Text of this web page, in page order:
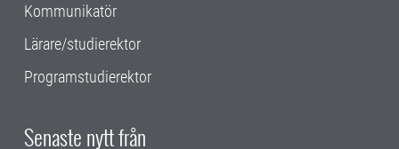
Kommunikatör
Lärare/studierektor
Programstudierektor
Senaste nytt från